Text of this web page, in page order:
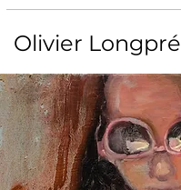
Olivier Longpré